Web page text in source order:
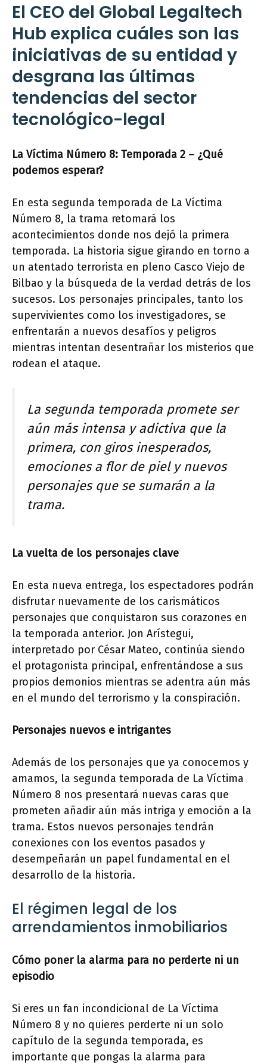
El CEO del Global Legaltech
Hub explica cuáles son las
iniciativas de su entidad y
desgrana las últimas
tendencias del sector
tecnológico-legal
La Víctima Número 8: Temporada 2 – ¿Qué
podemos esperar?
En esta segunda temporada de La Víctima
Número 8, la trama retomará los
acontecimientos donde nos dejó la primera
temporada. La historia sigue girando en torno a
un atentado terrorista en pleno Casco Viejo de
Bilbao y la búsqueda de la verdad detrás de los
sucesos. Los personajes principales, tanto los
supervivientes como los investigadores, se
enfrentarán a nuevos desafíos y peligros
mientras intentan desentrañar los misterios que
rodean el ataque.
La segunda temporada promete ser
aún más intensa y adictiva que la
primera, con giros inesperados,
emociones a flor de piel y nuevos
personajes que se sumarán a la
trama.
La vuelta de los personajes clave
En esta nueva entrega, los espectadores podrán
disfrutar nuevamente de los carismáticos
personajes que conquistaron sus corazones en
la temporada anterior. Jon Arístegui,
interpretado por César Mateo, continúa siendo
el protagonista principal, enfrentándose a sus
propios demonios mientras se adentra aún más
en el mundo del terrorismo y la conspiración.
Personajes nuevos e intrigantes
Además de los personajes que ya conocemos y
amamos, la segunda temporada de La Víctima
Número 8 nos presentará nuevas caras que
prometen añadir aún más intriga y emoción a la
trama. Estos nuevos personajes tendrán
conexiones con los eventos pasados y
desempeñarán un papel fundamental en el
desarrollo de la historia.
El régimen legal de los
arrendamientos inmobiliarios
Cómo poner la alarma para no perderte ni un
episodio
Si eres un fan incondicional de La Víctima
Número 8 y no quieres perderte ni un solo
capítulo de la segunda temporada, es
importante que pongas la alarma para